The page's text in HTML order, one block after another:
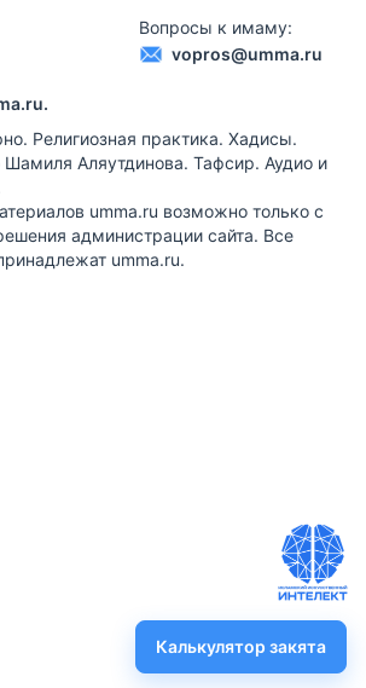
Вопросы к имаму:
vopros@umma.ru
Религиозная практика. Хадисы.
Аляутдинова. Тафсир. Аудио и
umma.ru возможно только с
администрации сайта. Все
umma.ru.
Калькулятор закята